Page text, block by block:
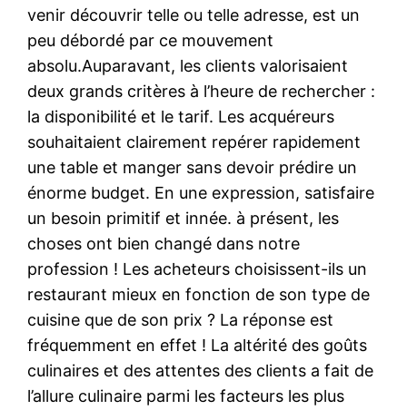
venir découvrir telle ou telle adresse, est un
peu débordé par ce mouvement
absolu.Auparavant, les clients valorisaient
deux grands critères à l’heure de rechercher :
la disponibilité et le tarif. Les acquéreurs
souhaitaient clairement repérer rapidement
une table et manger sans devoir prédire un
énorme budget. En une expression, satisfaire
un besoin primitif et innée. à présent, les
choses ont bien changé dans notre
profession ! Les acheteurs choisissent-ils un
restaurant mieux en fonction de son type de
cuisine que de son prix ? La réponse est
fréquemment en effet ! La altérité des goûts
culinaires et des attentes des clients a fait de
l’allure culinaire parmi les facteurs les plus